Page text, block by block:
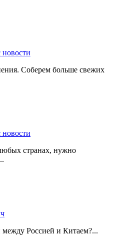
новости
Соберем больше свежих
новости
странах, нужно
между Россией и Китаем?...